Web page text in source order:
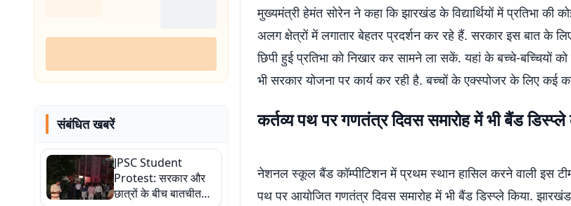
संबंधित खबरें
JPSC Student
Protest: सरकार और
छात्रों के बीच बातचीत
मुख्यमंत्री हेमंत सोरेन ने कहा कि झारखंड के विद्यार्थियों में प्रतिभा की
अलग क्षेत्रों में लगातार बेहतर प्रदर्शन कर रहे हैं. सरकार इस बात के
छिपी हुई प्रतिभा को निखार कर सामने ला सकें. यहां के बच्चे-बच्चियों
भी सरकार योजना पर कार्य कर रही है. बच्चों के एक्स्पोजर के लिए कई
कर्तव्य पथ पर गणतंत्र दिवस समारोह में भी बैंड डिस्प्ले
नेशनल स्कूल बैंड कॉम्पीटिशन में प्रथम स्थान हासिल करने वाली इस
पथ पर आयोजित गणतंत्र दिवस समारोह में भी बैंड डिस्प्ले किया.